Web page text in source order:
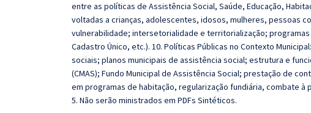
entre as políticas de Assistência Social, Saúde, Educação,
voltadas a crianças, adolescentes, idosos, mulheres, pessoas
vulnerabilidade; intersetorialidade e territorialização;
Cadastro Único, etc.). 10. Políticas Públicas no Contexto
sociais; planos municipais de assistência social; estrutura e
(CMAS); Fundo Municipal de Assistência Social; prestação de
em programas de habitação, regularização fundiária, combate
5. Não serão ministrados em PDFs Sintéticos.